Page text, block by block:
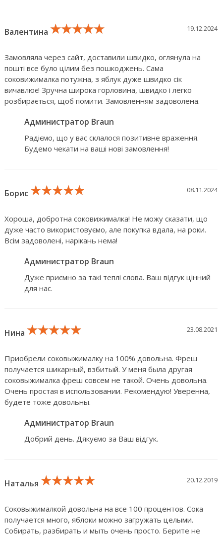
Валентина ★★★★★
★★★★★
★★★★★ 19.12.2024
Замовляла через сайт, доставили швидко, оглянула на
пошті все було цілим без пошкоджень. Сама
соковижималка потужна, з яблук дуже швидко сік
вичавлює! Зручна широка горловина, швидко і легко
розбирається, щоб помити. Замовленням задоволена.
Администратор Braun
Радіємо, що у вас склалося позитивне враження.
Будемо чекати на ваші нові замовлення!
Борис ★★★★★
★★★★★
★★★★★ 08.11.2024
Хороша, добротна соковижималка! Не можу сказати, що
дуже часто використовуємо, але покупка вдала, на роки.
Всім задоволені, нарікань нема!
Администратор Braun
Дуже приємно за такі теплі слова. Ваш відгук цінний
для нас.
Нина ★★★★★
★★★★★
★★★★★ 23.08.2021
Приобрели соковыжималку на 100% довольна. Фреш
получается шикарный, взбитый. У меня была другая
соковыжималка фреш совсем не такой. Очень довольна.
Очень простая в использовании. Рекомендую! Уверенна,
будете тоже довольны.
Администратор Braun
Добрий день. Дякуємо за Ваш відгук.
Наталья ★★★★★
★★★★★
★★★★★ 20.12.2019
Соковыжималкой довольна на все 100 процентов. Сока
получается много, яблоки можно загружать целыми.
Собирать, разбирать и мыть очень просто. Берите не